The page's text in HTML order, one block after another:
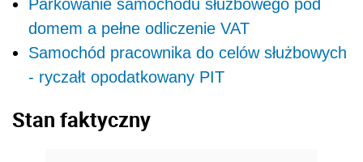
Parkowanie samochodu służbowego pod
domem a pełne odliczenie VAT
Samochód pracownika do celów służbowych
- ryczałt opodatkowany PIT
Stan faktyczny